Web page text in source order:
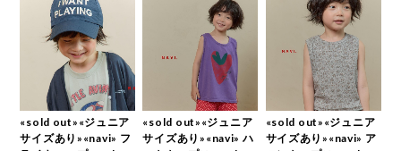
«sold out»«ジュニア
サイズあり»«navi» フ
«sold out»«ジュニア
サイズあり»«navi» ハ
«sold out»«ジュニア
サイズあり»«navi» ア